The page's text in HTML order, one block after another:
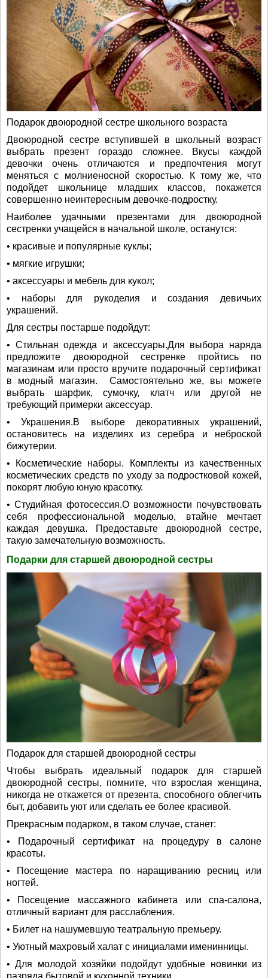
Подарок двоюродной сестре школьного возраста
Двоюродной сестре вступившей в школьный возраст
выбрать презент гораздо сложнее. Вкусы каждой
девочки очень отличаются и предпочтения могут
меняться с молниеносной скоростью. К тому же, что
подойдет школьнице младших классов, покажется
совершенно неинтересным девочке-подростку.
Наиболее удачными презентами для двоюродной
сестренки учащейся в начальной школе, останутся:
• красивые и популярные куклы;
• мягкие игрушки;
• аксессуары и мебель для кукол;
• наборы для рукоделия и создания девичьих
украшений.
Для сестры постарше подойдут:
• Стильная одежда и аксессуары.Для выбора наряда
предложите двоюродной сестренке пройтись по
магазинам или просто вручите подарочный сертификат
в модный магазин. Самостоятельно же, вы можете
выбрать шарфик, сумочку, клатч или другой не
требующий примерки аксессуар.
• Украшения.В выборе декоративных украшений,
остановитесь на изделиях из серебра и неброской
бижутерии.
• Косметические наборы. Комплекты из качественных
косметических средств по уходу за подростковой кожей,
покорят любую юную красотку.
• Студийная фотосессия.О возможности почувствовать
себя профессиональной моделью, втайне мечтает
каждая девушка. Предоставьте двоюродной сестре,
такую замечательную возможность.
Подарки для старшей двоюродной сестры
Подарок для старшей двоюродной сестры
Чтобы выбрать идеальный подарок для старшей
двоюродной сестры, помните, что взрослая женщина,
никогда не откажется от презента, способного облегчить
быт, добавить уют или сделать ее более красивой.
Прекрасным подарком, в таком случае, станет:
• Подарочный сертификат на процедуру в салоне
красоты.
• Посещение мастера по наращиванию ресниц или
ногтей.
• Посещение массажного кабинета или спа-салона,
отличный вариант для расслабления.
• Билет на нашумевшую театральную премьеру.
• Уютный махровый халат с инициалами именинницы.
• Для молодой хозяйки подойдут удобные новинки из